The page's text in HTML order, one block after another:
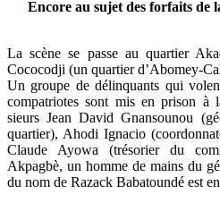
Encore au sujet des forfaits de
La scène se passe au quartier
Cococodji (un quartier d’Abomey-
Un groupe de délinquants qui
compatriotes sont mis en prison à
sieurs Jean David Gnansounou
quartier), Ahodi Ignacio
Claude Ayowa (trésorier du
Akpagbè, un homme de mains du
du nom de Razack Babatoundé est